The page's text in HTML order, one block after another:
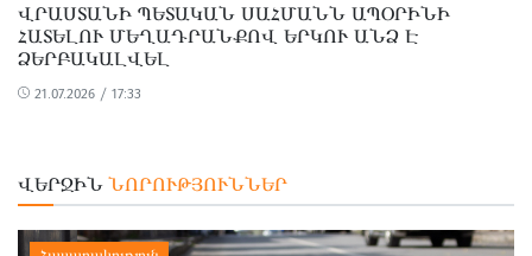
ՎՐԱՍՏԱՆԻ ՊԵՏԱԿԱՆ ՍԱՀՄԱՆՆ ԱՊՕՐԻՆԻ
ՀԱՏԵԼՈՒ ՄԵՂԱԴՐԱՆՔՈՎ ԵՐԿՈՒ ԱՆՁ Է
ՁԵՐԲԱԿԱԼՎԵԼ
21.07.2026 / 17:33
ՎԵՐՋԻՆՆՈՐՈՒԹՅՈՒՆՆԵՐ